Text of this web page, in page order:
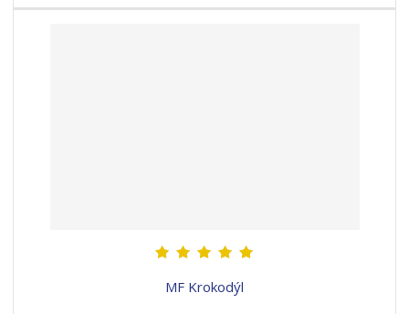
MF Krokodýl